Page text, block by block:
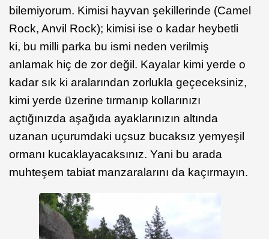
bilemiyorum. Kimisi hayvan şekillerinde (Camel
Rock, Anvil Rock); kimisi ise o kadar heybetli
ki, bu milli parka bu ismi neden verilmiş
anlamak hiç de zor değil. Kayalar kimi yerde o
kadar sık ki aralarından zorlukla geçeceksiniz,
kimi yerde üzerine tırmanıp kollarınızı
açtığınızda aşağıda ayaklarınızın altında
uzanan uçurumdaki uçsuz bucaksız yemyeşil
ormanı kucaklayacaksınız. Yani bu arada
muhteşem tabiat manzaralarını da kaçırmayın.